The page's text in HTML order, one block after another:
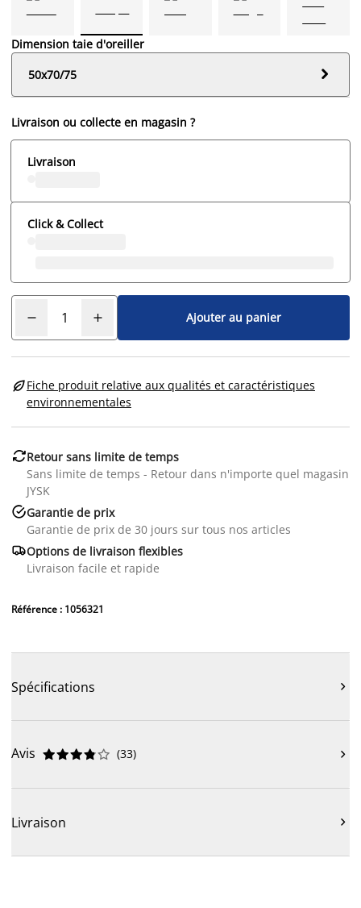
Dimension taie d'oreiller
50x70/75

Livraison ou collecte en magasin ?
Livraison
Click & Collect
Ajouter au panier
Fiche produit relative aux qualités et caractéristiques
environnementales
Retour sans limite de temps
Sans limite de temps - Retour dans n'importe quel magasin
JYSK
Garantie de prix
Garantie de prix de 30 jours sur tous nos articles
Options de livraison flexibles
Livraison facile et rapide
Référence : 1056321
Spécifications 
Avis 




 (33) 
Livraison 